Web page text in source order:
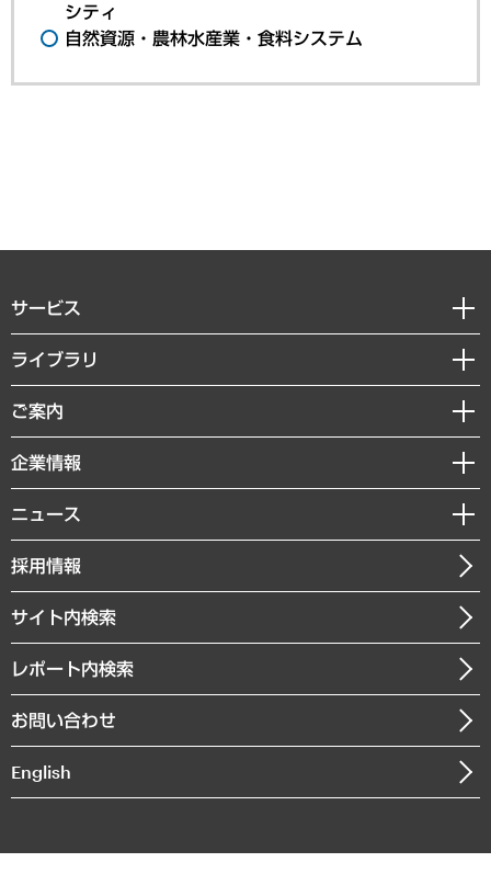
シティ
自然資源・農林水産業・食料システム
サービス
経営戦略
組織・人事戦略
デジタルイノベーション
共生・ダイバーシティ
GRC（ガバナンス・リスク・コンプライアンス）・防災（政策）
経済・産業・雇用・労働
まちづくり・観光・交通・スポーツ・スマートシティ
自然資源・農林水産業・食料システム
ライブラリ
経済調査
レポート
コラム
経営用語集
受託・受注実績（官公庁関連）
メディア掲載・出演
ご案内
セミナー・イベント情報
MUFGビジネスセミナー
受託案件情報
企業情報
私たちの想い
社長メッセージ
会社概要
沿革
組織図・本部部室紹介
インドネシア現地法人
個人情報保護方針
ニュース
ニュースリリース
お知らせ
採用情報
サイト内検索
レポート内検索
お問い合わせ
English